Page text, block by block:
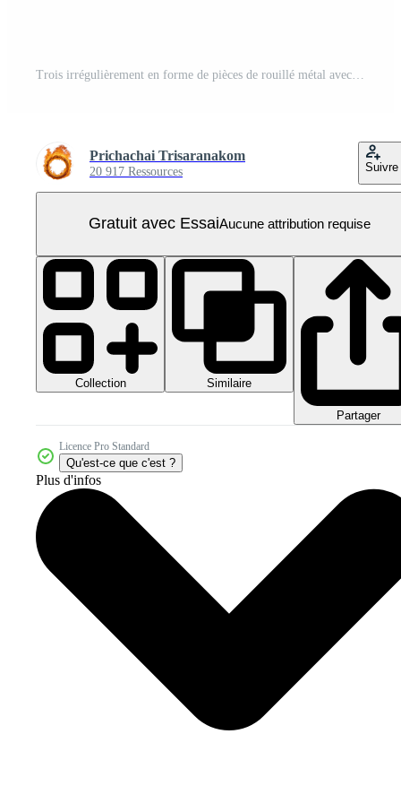
Prichachai Trisaranakom
20 917 Ressources Suivre
Gratuit avec EssaiAucune attribution requise
Collection Similaire
Partager
Licence Pro Standard
Qu'est-ce que c'est ?
Plus d'infos